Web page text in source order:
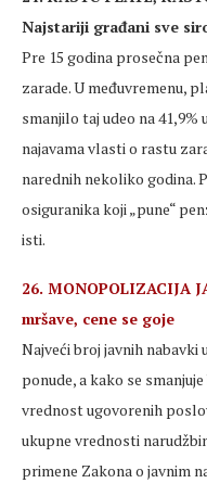
Najstariji građani sve
Pre 15 godina prosečna
zarade. U međuvremenu,
smanjilo taj udeo na 41,9%
najavama vlasti o rastu
narednih nekoliko godina.
osiguranika koji „pune“
isti.
26. MONOPOLIZACIJA
mršave, cene se goje
Najveći broj javnih nabavki
ponude, a kako se
vrednost ugovorenih
ukupne vrednosti
primene Zakona o javnim